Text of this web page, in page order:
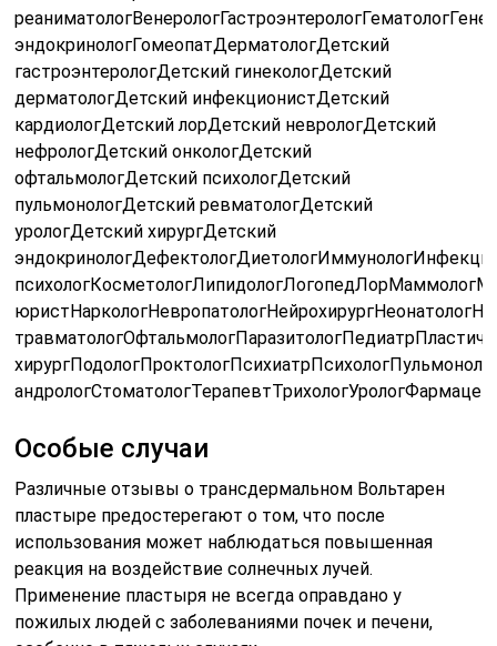
эндокринологГомеопатДерматологДетский
гастроэнтерологДетский гинекологДетский
дерматологДетский инфекционистДетский
кардиологДетский лорДетский неврологДетский
нефрологДетский онкологДетский
офтальмологДетский психологДетский
пульмонологДетский ревматологДетский
урологДетский хирургДетский
Особые случаи
Различные отзывы о трансдермальном Вольтарен
пластыре предостерегают о том, что после
использования может наблюдаться повышенная
реакция на воздействие солнечных лучей.
Применение пластыря не всегда оправдано у
пожилых людей с заболеваниями почек и печени,